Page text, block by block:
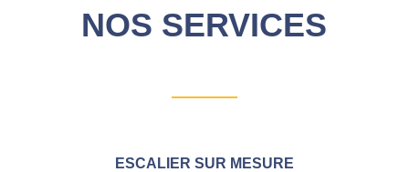
NOS SERVICES
ESCALIER SUR MESURE